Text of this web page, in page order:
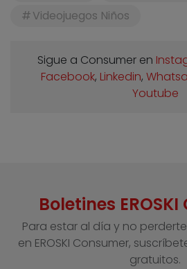
Videojuegos Niños
Sigue a Consumer en
Facebook, Linkedin,
Youtube
Boletines
Para estar al día y no
en EROSKI Consumer,
gratuitos.